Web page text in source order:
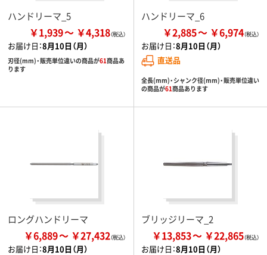
ハンドリーマ_5
￥1,939 ￥4,318
お届け日：8月10日（月）
刃径(mm)・販売単位違いの商品が61商品あ
ります
ハンドリーマ_6
￥2,885 ￥6,974
お届け日：8月10日（月）
直送品
全長(mm)・シャンク径(mm)・販売単位違い
の商品が61商品あります
ロングハンドリーマ
￥6,889 ￥27,432
お届け日：8月10日（月）
ブリッジリーマ_2
￥13,853 ￥22,865
お届け日：8月10日（月）